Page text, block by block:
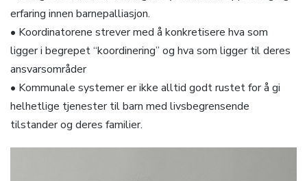
erfaring innen barnepalliasjon.
• Koordinatorene strever med å konkretisere hva som
ligger i begrepet “koordinering” og hva som ligger til deres
ansvarsområder
• Kommunale systemer er ikke alltid godt rustet for å gi
helhetlige tjenester til barn med livsbegrensende
tilstander og deres familier.